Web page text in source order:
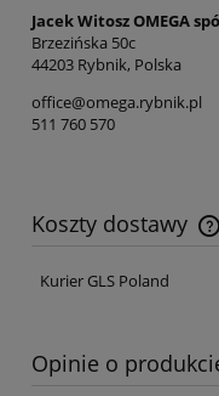
Jacek Witosz OMEGA
Brzezińska 50c
44203 Rybnik, Polska
office@omega.rybnik.pl
511 760 570
Koszty dostawy
Cena nie zawiera
Kurier GLS Poland
Opinie o